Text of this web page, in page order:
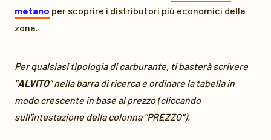
metano per scoprire i distributori più economici della
zona.
Per qualsiasi tipologia di carburante, ti basterà scrivere
"ALVITO" nella barra di ricerca e ordinare la tabella in
modo crescente in base al prezzo (cliccando
sull'intestazione della colonna "PREZZO").